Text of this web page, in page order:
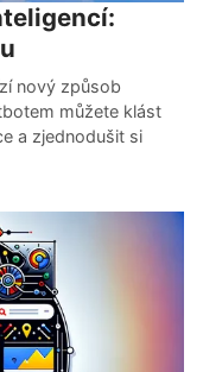
nový způsob
můžete klást
a zjednodušit si